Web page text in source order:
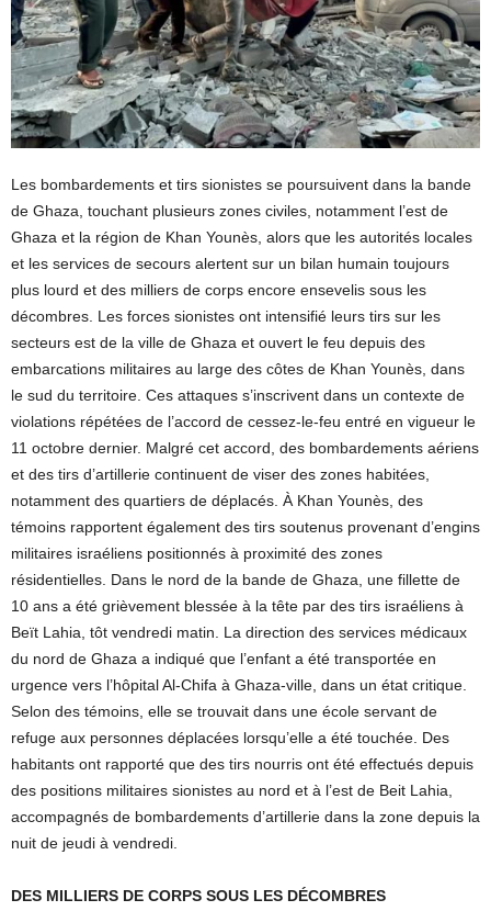
Les bombardements et tirs sionistes se poursuivent dans la bande
de Ghaza, touchant plusieurs zones civiles, notamment l’est de
Ghaza et la région de Khan Younès, alors que les autorités locales
et les services de secours alertent sur un bilan humain toujours
plus lourd et des milliers de corps encore ensevelis sous les
décombres. Les forces sionistes ont intensifié leurs tirs sur les
secteurs est de la ville de Ghaza et ouvert le feu depuis des
embarcations militaires au large des côtes de Khan Younès, dans
le sud du territoire. Ces attaques s’inscrivent dans un contexte de
violations répétées de l’accord de cessez-le-feu entré en vigueur le
11 octobre dernier. Malgré cet accord, des bombardements aériens
et des tirs d’artillerie continuent de viser des zones habitées,
notamment des quartiers de déplacés. À Khan Younès, des
témoins rapportent également des tirs soutenus provenant d’engins
militaires israéliens positionnés à proximité des zones
résidentielles. Dans le nord de la bande de Ghaza, une fillette de
10 ans a été grièvement blessée à la tête par des tirs israéliens à
Beït Lahia, tôt vendredi matin. La direction des services médicaux
du nord de Ghaza a indiqué que l’enfant a été transportée en
urgence vers l’hôpital Al-Chifa à Ghaza-ville, dans un état critique.
Selon des témoins, elle se trouvait dans une école servant de
refuge aux personnes déplacées lorsqu’elle a été touchée. Des
habitants ont rapporté que des tirs nourris ont été effectués depuis
des positions militaires sionistes au nord et à l’est de Beit Lahia,
accompagnés de bombardements d’artillerie dans la zone depuis la
nuit de jeudi à vendredi.
DES MILLIERS DE CORPS SOUS LES DÉCOMBRES